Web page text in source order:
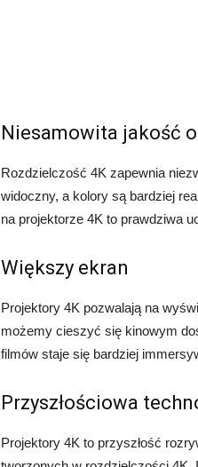
Niesamowita jakość
Rozdzielczość 4K zapewnia
widoczny, a kolory są bardziej
na projektorze 4K to prawdziwa
Większy ekran
Projektory 4K pozwalają na
możemy cieszyć się kinowym
filmów staje się bardziej
Przyszłościowa
Projektory 4K to przyszłość